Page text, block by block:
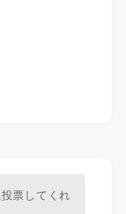
票してくれ